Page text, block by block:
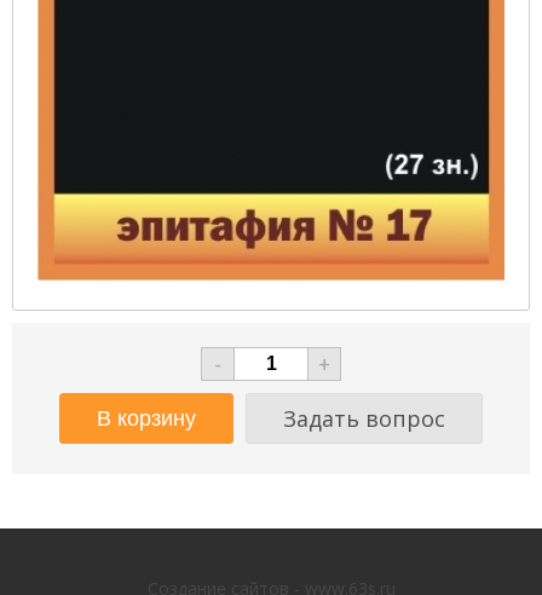
-
+
Задать вопрос
Создание сайтов - www.63s.ru